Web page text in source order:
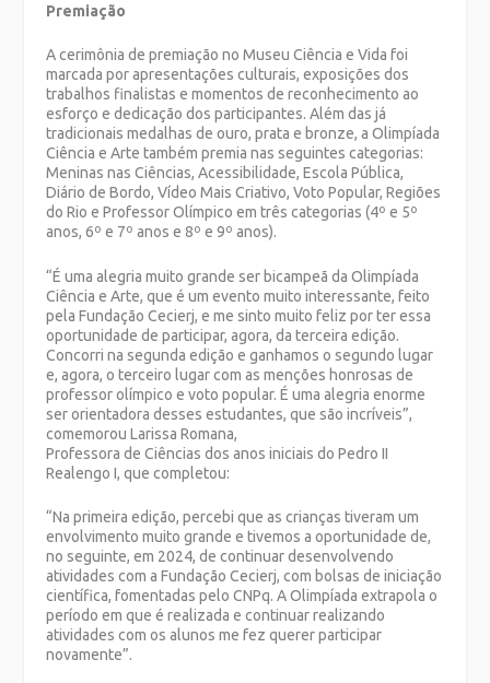
Premiação
A cerimônia de premiação no Museu Ciência e Vida foi
marcada por apresentações culturais, exposições dos
trabalhos finalistas e momentos de reconhecimento ao
esforço e dedicação dos participantes. Além das já
tradicionais medalhas de ouro, prata e bronze, a Olimpíada
Ciência e Arte também premia nas seguintes categorias:
Meninas nas Ciências, Acessibilidade, Escola Pública,
Diário de Bordo, Vídeo Mais Criativo, Voto Popular, Regiões
do Rio e Professor Olímpico em três categorias (4º e 5º
anos, 6º e 7º anos e 8º e 9º anos).
“É uma alegria muito grande ser bicampeã da Olimpíada
Ciência e Arte, que é um evento muito interessante, feito
pela Fundação Cecierj, e me sinto muito feliz por ter essa
oportunidade de participar, agora, da terceira edição.
Concorri na segunda edição e ganhamos o segundo lugar
e, agora, o terceiro lugar com as menções honrosas de
professor olímpico e voto popular. É uma alegria enorme
ser orientadora desses estudantes, que são incríveis”,
comemorou Larissa Romana,
Professora de Ciências dos anos iniciais do Pedro II
Realengo I, que completou:
“Na primeira edição, percebi que as crianças tiveram um
envolvimento muito grande e tivemos a oportunidade de,
no seguinte, em 2024, de continuar desenvolvendo
atividades com a Fundação Cecierj, com bolsas de iniciação
científica, fomentadas pelo CNPq. A Olimpíada extrapola o
período em que é realizada e continuar realizando
atividades com os alunos me fez querer participar
novamente”.